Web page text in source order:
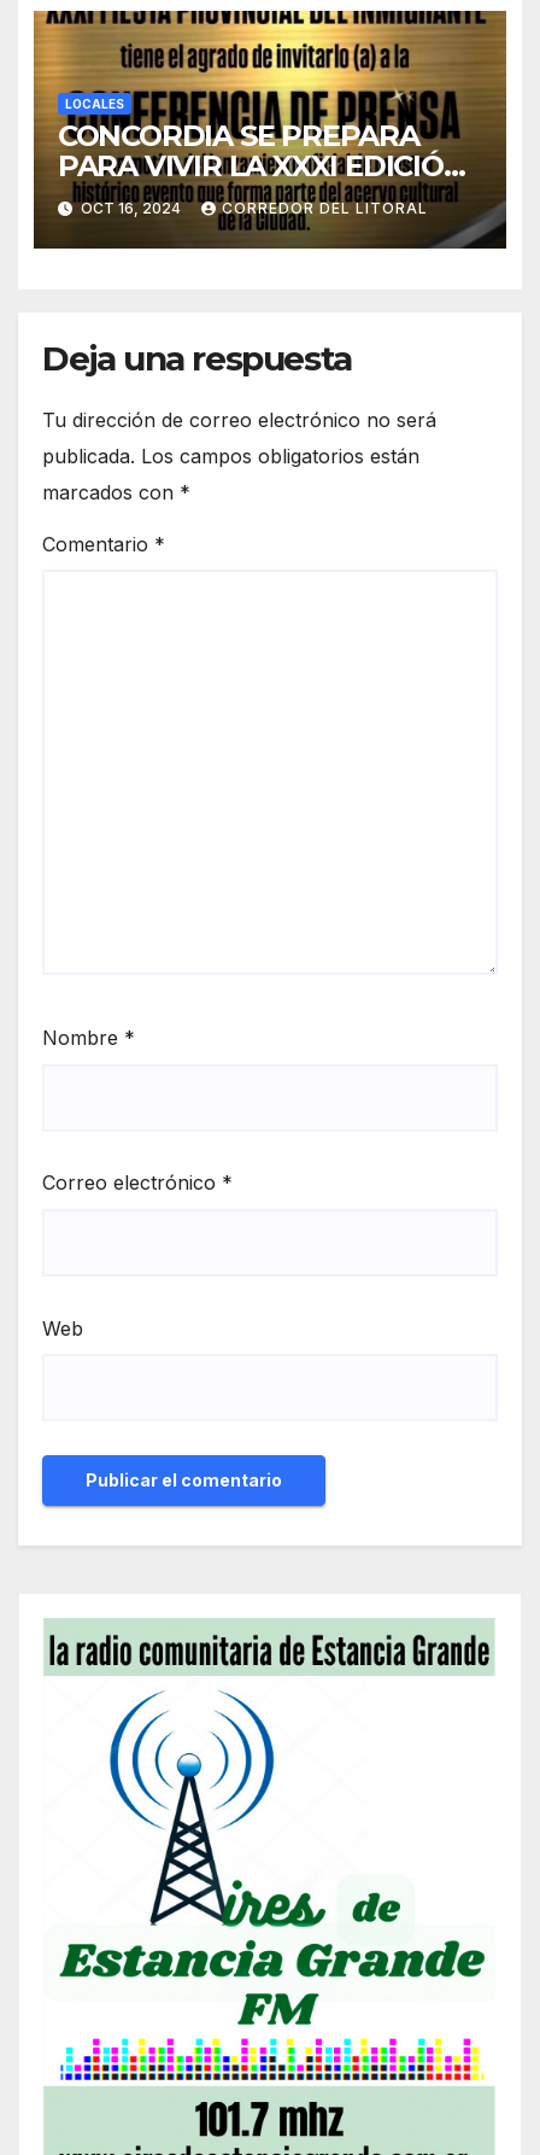
LOCALES
CONCORDIA SE PREPARA
PARA VIVIR LA XXXI EDICIÓN
DE LA FIESTA PROVINCIAL
DEL INMIGRANTE.
OCT 16, 2024 CORREDOR DEL LITORAL
Deja una respuesta
Tu dirección de correo electrónico no será
publicada. Los campos obligatorios están
marcados con *
Comentario *
Nombre *
Correo electrónico *
Web